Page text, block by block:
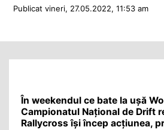
Publicat vineri, 27.05.2022, 11:53 am
În weekendul ce bate la ușă
Campionatul Național de Drift
Rallycross își încep acțiunea,